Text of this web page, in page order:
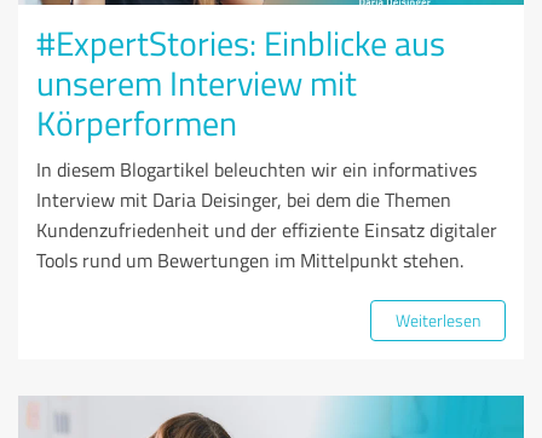
#ExpertStories: Einblicke aus
unserem Interview mit
Körperformen
In diesem Blogartikel beleuchten wir ein informatives
Interview mit Daria Deisinger, bei dem die Themen
Kundenzufriedenheit und der effiziente Einsatz digitaler
Tools rund um Bewertungen im Mittelpunkt stehen.
Weiterlesen